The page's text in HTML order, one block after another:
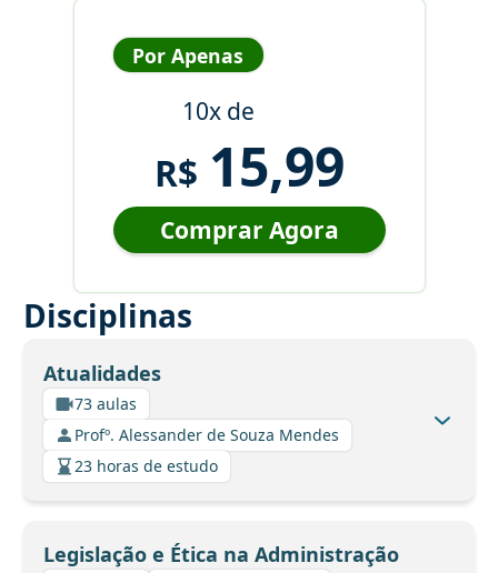
Por Apenas
10x de
R$ 15,99
Comprar Agora
Disciplinas
Atualidades
73 aulas
Profº. Alessander de Souza Mendes
23 horas de estudo
Legislação e Ética na Administração